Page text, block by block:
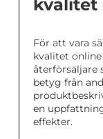
kvalitet
För att vara
kvalitet
återförsäljare
betyg från
en
effekter.